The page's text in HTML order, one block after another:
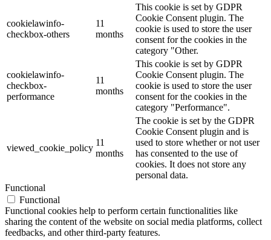
cookielawinfo-
checkbox-others
11
months
This cookie is set by GDPR
Cookie Consent plugin. The
cookie is used to store the user
consent for the cookies in the
category "Other.
cookielawinfo-
checkbox-
performance
11
months
This cookie is set by GDPR
Cookie Consent plugin. The
cookie is used to store the user
consent for the cookies in the
category "Performance".
viewed_cookie_policy
11
months
The cookie is set by the GDPR
Cookie Consent plugin and is
used to store whether or not user
has consented to the use of
cookies. It does not store any
personal data.
Functional
Functional
Functional cookies help to perform certain functionalities like
sharing the content of the website on social media platforms, collect
feedbacks, and other third-party features.